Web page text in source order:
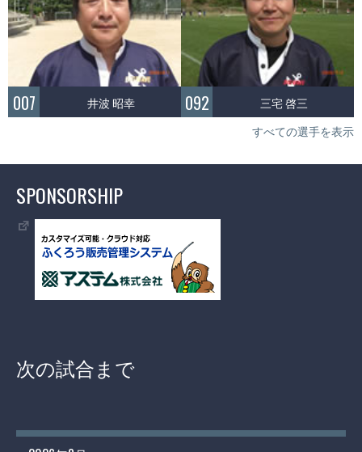
007 井波 昭幸 092 三宅 啓三
すべての選手を表示
SPONSORSHIP
次の試合まで